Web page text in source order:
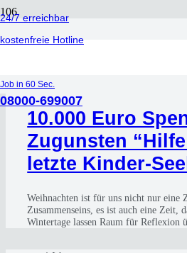
24/7 erreichbar
kostenfreie Hotline
Job in 60 Sec.
08000-699007
Fest
vor 3 Jahren
10.000 Euro
Zuguns­ten
letz­te Kin­der-
Weih­nach­ten ist für uns nicht nur eine
Zusam­men­seins, es ist auch eine Zeit,
Win­ter­ta­ge las­sen Raum für Refle­xi­on